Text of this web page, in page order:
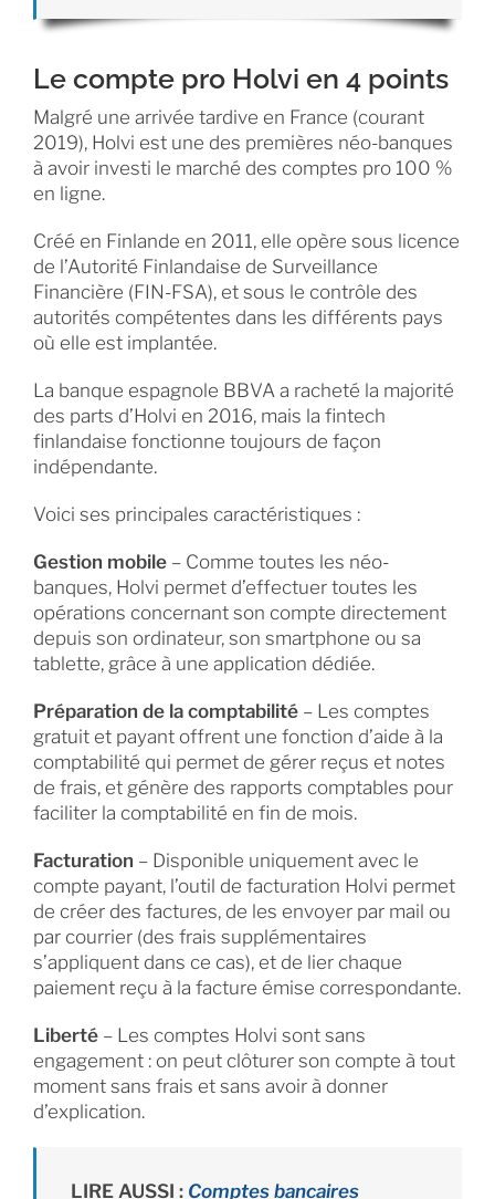
Le compte pro Holvi en 4 points
Malgré une arrivée tardive en France (courant
2019), Holvi est une des premières néo-banques
à avoir investi le marché des comptes pro 100 %
en ligne.
Créé en Finlande en 2011, elle opère sous licence
de l’Autorité Finlandaise de Surveillance
Financière (FIN-FSA), et sous le contrôle des
autorités compétentes dans les différents pays
où elle est implantée.
La banque espagnole BBVA a racheté la majorité
des parts d’Holvi en 2016, mais la fintech
finlandaise fonctionne toujours de façon
indépendante.
Voici ses principales caractéristiques :
Gestion mobile– Comme toutes les néo-
banques, Holvi permet d’effectuer toutes les
opérations concernant son compte directement
depuis son ordinateur, son smartphone ou sa
tablette, grâce à une application dédiée.
Préparation de la comptabilité– Les comptes
gratuit et payant offrent une fonction d’aide à la
comptabilité qui permet de gérer reçus et notes
de frais, et génère des rapports comptables pour
faciliter la comptabilité en fin de mois.
Facturation – Disponible uniquement avec le
compte payant, l’outil de facturation Holvi permet
de créer des factures, de les envoyer par mail ou
par courrier (des frais supplémentaires
s’appliquent dans ce cas), et de lier chaque
paiement reçu à la facture émise correspondante.
Liberté– Les comptes Holvi sont sans
engagement : on peut clôturer son compte à tout
moment sans frais et sans avoir à donner
d’explication.
LIRE AUSSI : Comptes bancaires